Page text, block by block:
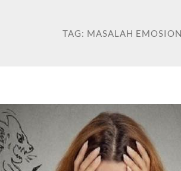
TAG: MASALAH